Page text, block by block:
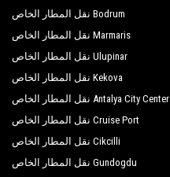
Bodrum نقل المطار الخاص
Marmaris نقل المطار الخاص
Ulupinar نقل المطار الخاص
Kekova نقل المطار الخاص
Antalya City Center نقل المطار الخاص
Cruise Port نقل المطار الخاص
Cikcilli نقل المطار الخاص
Gundogdu نقل المطار الخاص